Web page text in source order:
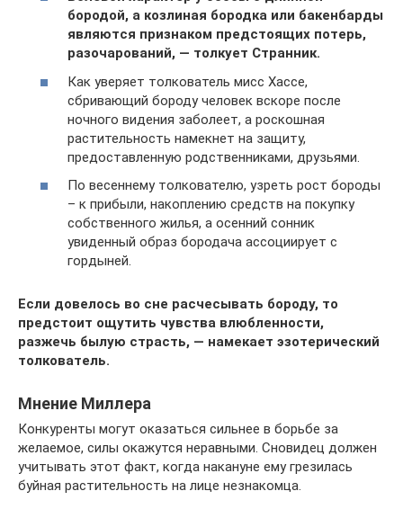
бородой, а козлиная бородка или бакенбарды
являются признаком предстоящих потерь,
разочарований, — толкует Странник.
Как уверяет толкователь мисс Хассе,
сбривающий бороду человек вскоре после
ночного видения заболеет, а роскошная
растительность намекнет на защиту,
предоставленную родственниками, друзьями.
По весеннему толкователю, узреть рост бороды
– к прибыли, накоплению средств на покупку
собственного жилья, а осенний сонник
увиденный образ бородача ассоциирует с
гордыней.
Если довелось во сне расчесывать бороду, то
предстоит ощутить чувства влюбленности,
разжечь былую страсть, — намекает эзотерический
толкователь.
Мнение Миллера
Конкуренты могут оказаться сильнее в борьбе за
желаемое, силы окажутся неравными. Сновидец должен
учитывать этот факт, когда накануне ему грезилась
буйная растительность на лице незнакомца.